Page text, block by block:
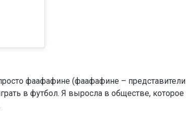
фаафафине (фаафафине – представители
в футбол. Я выросла в обществе, которое